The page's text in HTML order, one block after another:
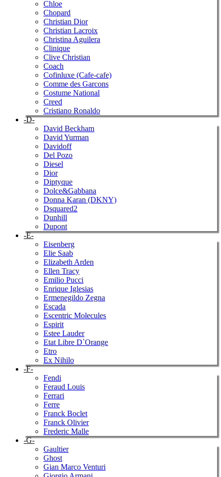
Chloe
Chopard
Christian Dior
Christian Lacroix
Christina Aguilera
Clinique
Clive Christian
Coach
Cofinluxe (Cafe-cafe)
Comme des Garcons
Costume National
Creed
Cristiano Ronaldo
-D-
David Beckham
David Yurman
Davidoff
Del Pozo
Diesel
Dior
Diptyque
Dolce&Gabbana
Donna Karan (DKNY)
Dsquared2
Dunhill
Dupont
-E-
Eisenberg
Elie Saab
Elizabeth Arden
Ellen Tracy
Emilio Pucci
Enrique Iglesias
Ermenegildo Zegna
Escada
Escentric Molecules
Espirit
Estee Lauder
Etat Libre D`Orange
Etro
Ex Nihilo
-F-
Fendi
Feraud Louis
Ferrari
Ferre
Franck Boclet
Franck Olivier
Frederic Malle
-G-
Gaultier
Ghost
Gian Marco Venturi